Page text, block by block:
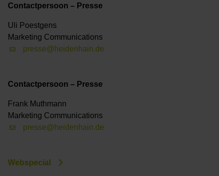
Contactpersoon – Presse
Uli Poestgens
Marketing Communications
presse@heidenhain.de
Contactpersoon – Presse
Frank Muthmann
Marketing Communications
presse@heidenhain.de
Webspecial